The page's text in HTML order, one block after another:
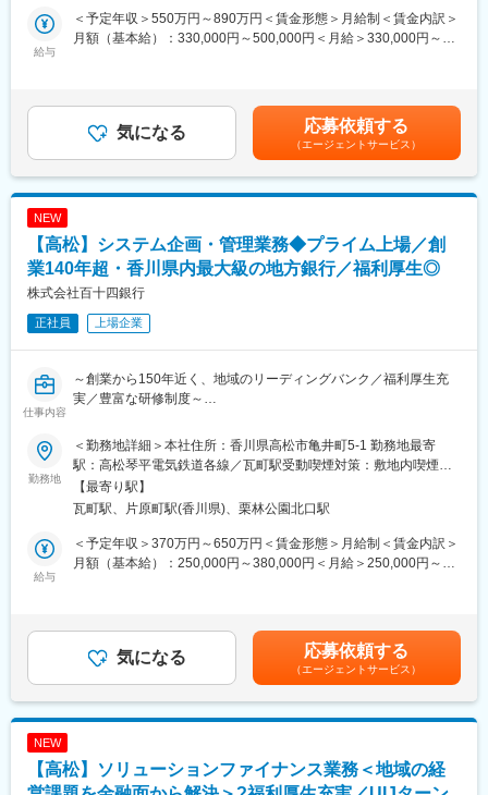
る中間管理膨が欲しい
援します。また、必要に応じて、提携人材紹介会社と連携し、よ
り広範囲な人材紹介でサポートします。
地域の企業と経営課題を共有し、多くの事業者にとって重要な経
当該企業とともに最適な人材ポートフォリオを検討し、求める人
材要件を定義したうえで、適切な求職者をご紹介します。
さい）
◇融資関連法規や監督指針等に適合した融資業務の制度設計
◇融資関連の英文契約書に関する業務（確認・作成）
た第百十四国立銀行としてスタートしました。明治、大正、昭
和、平成の四代にわたり、香川県経済の中心として、常にゆるぎ
ない基盤と信用を培って続いてきた伝統ある銀行です。
百十四グループ 「長期ビジョン2030」
＜私たちが実現したいこと＞
◇私たちの存在意義は、お客さま・地域と対話を重ね、知恵を出
な”がよりよくあり続けるための力になることです。
な”と一緒に環境・社会価値の向上したウェルピーイングな社会を
創っていきます。
＜その実現に向けて＞
◇私たちは「金融サービスの高度化」と「非金融の領域拡大」に
より総合コンサルティング・グループとしての機能を進化させ、
お客さま・地域の課題解決力をさらに強化していきます。
変更の範囲：当行業務全般 （詳細は、面談・面接時にご確認くだ
さい）
給与
＜予定年収＞550万円～890万円＜賃金形態＞月給制＜賃金内訳＞
月額（基本給）：330,000円～500,000円＜月給＞330,000円～
目安の金額であり、選考を通じて上下する可能性があります。月
給(月額)は固定手当を含めた表記です。
気になる 応募依頼する
（エージェントサービス）
NEW
【高松】システム企画・管理業務◆プライム上場／創
業140年超・香川県内最大級の地方銀行／福利厚生◎
株式会社百十四銀行
正社員 上場企業
仕事内容
～創業から150年近く、地域のリーディングバンク／福利厚生充
実／豊富な研修制度～
■業務内容：
＜基幹システム・分散システムの企画、開発＞
◇銀行の基幹システム（ホストコンピューター）に関する事業運
営の推進、開発支援
◇分散系システム（サーバ・クラウド）に関する開発、運用支援
◇システム基盤に関する企画、推進、管理
◇営業店と本部を結ぶネットワークの運用、保守
◇システムリスクの管理
■百十四銀行について：
1878（明治11）年11月1日、114番目の国立銀行として設立され
勤務地
＜勤務地詳細＞本社住所：香川県高松市亀井町5-1 勤務地最寄
駅：高松琴平電気鉄道各線／瓦町駅受動喫煙対策：敷地内喫煙可
能場所あり変更の範囲：会社の定める事業所
【最寄り駅】
瓦町駅、片原町駅(香川県)、栗林公園北口駅
給与
＜予定年収＞370万円～650万円＜賃金形態＞月給制＜賃金内訳＞
月額（基本給）：250,000円～380,000円＜月給＞250,000円～
目安の金額であり、選考を通じて上下する可能性があります。月
給(月額)は固定手当を含めた表記です。
気になる 応募依頼する
（エージェントサービス）
NEW
【高松】ソリューションファイナンス業務＜地域の経